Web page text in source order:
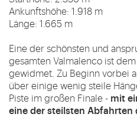
Ankunftshöhe: 1.918 m
Länge: 1.665 m
Eine der schönsten und
gesamten Valmalenco ist
gewidmet. Zu Beginn vorbei
über einige wenig steile
Piste im großen Finale - mit
eine der steilsten